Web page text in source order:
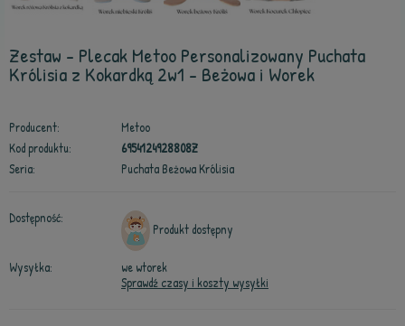
Zestaw - Plecak Metoo Personalizowany Puchata
Królisia z Kokardką 2w1 - Beżowa i Worek
Producent:
Metoo
Kod produktu:
6954124928808Z
Seria:
Puchata Beżowa Królisia
Dostępność:
Produkt dostępny
Wysyłka:
we wtorek
Sprawdź czasy i koszty wysyłki